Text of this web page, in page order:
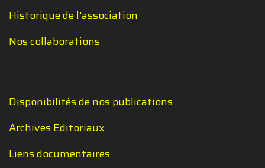
Historique de l'association
Nos collaborations
Disponibilités de nos publications
Archives Editoriaux
Liens documentaires